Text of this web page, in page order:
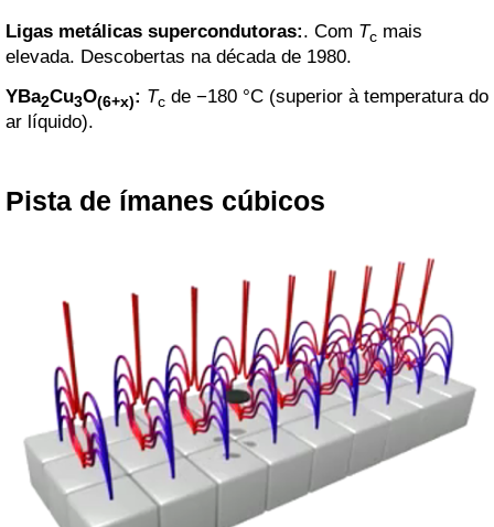
Ligas metálicas supercondutoras:. Com Tc mais
elevada. Descobertas na década de 1980.
YBa2Cu3O(6+x): Tc de −180 °C (superior à temperatura do
ar líquido).
Pista de ímanes cúbicos